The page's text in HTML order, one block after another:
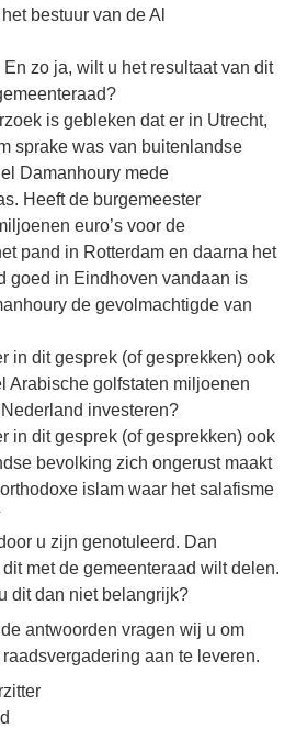
bestuur van de Al
zo ja, wilt u het resultaat van dit
is gebleken dat er in Utrecht,
sprake was van buitenlandse
Damanhoury mede
Heeft de burgemeester
euro’s voor de
pand in Rotterdam en daarna het
goed in Eindhoven vandaan is
de gevolmachtigde van
in dit gesprek (of gesprekken) ook
Arabische golfstaten miljoenen
investeren?
in dit gesprek (of gesprekken) ook
bevolking zich ongerust maakt
islam waar het salafisme
u zijn genotuleerd. Dan
met de gemeenteraad wilt delen.
dit dan niet belangrijk?
antwoorden vragen wij u om
aan te leveren.